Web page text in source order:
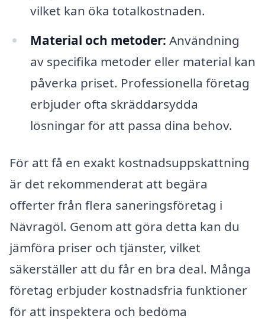
vilket kan öka totalkostnaden.
Material och metoder: Användning
av specifika metoder eller material kan
påverka priset. Professionella företag
erbjuder ofta skräddarsydda
lösningar för att passa dina behov.
För att få en exakt kostnadsuppskattning
är det rekommenderat att begära
offerter från flera saneringsföretag i
Nävragöl. Genom att göra detta kan du
jämföra priser och tjänster, vilket
säkerställer att du får en bra deal. Många
företag erbjuder kostnadsfria funktioner
för att inspektera och bedöma